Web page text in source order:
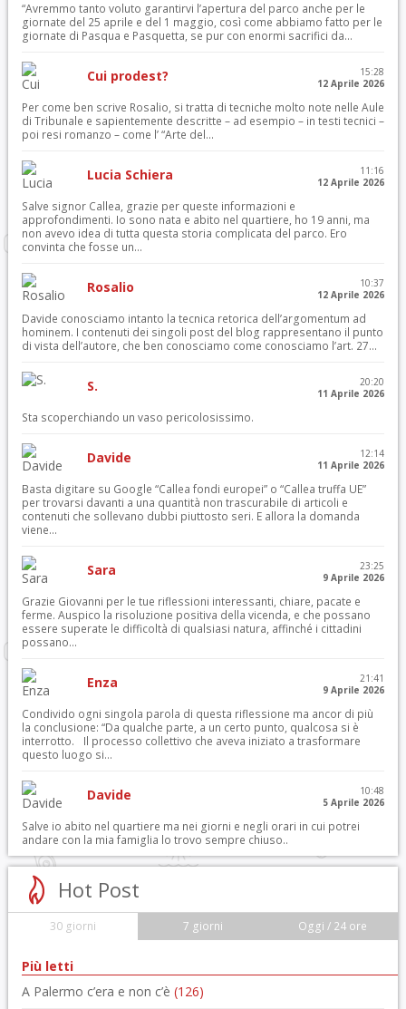
“Avremmo tanto voluto garantirvi l’apertura del parco anche per le
giornate del 25 aprile e del 1 maggio, così come abbiamo fatto per le
giornate di Pasqua e Pasquetta, se pur con enormi sacrifici da...
Cui prodest?
15:28
12 Aprile 2026
Per come ben scrive Rosalio, si tratta di tecniche molto note nelle Aule
di Tribunale e sapientemente descritte – ad esempio – in testi tecnici –
poi resi romanzo – come l’ “Arte del...
Lucia Schiera
11:16
12 Aprile 2026
Salve signor Callea, grazie per queste informazioni e
approfondimenti. Io sono nata e abito nel quartiere, ho 19 anni, ma
non avevo idea di tutta questa storia complicata del parco. Ero
convinta che fosse un...
Rosalio
10:37
12 Aprile 2026
Davide conosciamo intanto la tecnica retorica dell’argomentum ad
hominem. I contenuti dei singoli post del blog rappresentano il punto
di vista dell’autore, che ben conosciamo come conosciamo l’art. 27...
S.
20:20
11 Aprile 2026
Sta scoperchiando un vaso pericolosissimo.
Davide
12:14
11 Aprile 2026
Basta digitare su Google “Callea fondi europei” o “Callea truffa UE”
per trovarsi davanti a una quantità non trascurabile di articoli e
contenuti che sollevano dubbi piuttosto seri. E allora la domanda
viene...
Sara
23:25
9 Aprile 2026
Grazie Giovanni per le tue riflessioni interessanti, chiare, pacate e
ferme. Auspico la risoluzione positiva della vicenda, e che possano
essere superate le difficoltà di qualsiasi natura, affinché i cittadini
possano...
Enza
21:41
9 Aprile 2026
Condivido ogni singola parola di questa riflessione ma ancor di più
la conclusione: “Da qualche parte, a un certo punto, qualcosa si è
interrotto. Il processo collettivo che aveva iniziato a trasformare
questo luogo si...
Davide
10:48
5 Aprile 2026
Salve io abito nel quartiere ma nei giorni e negli orari in cui potrei
andare con la mia famiglia lo trovo sempre chiuso..
Hot Post
30 giorni 7 giorni Oggi / 24 ore
Più letti
A Palermo c’era e non c’è (126)